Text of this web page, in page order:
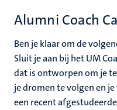
Alumni Coach
Ben je klaar om de
Sluit je aan bij het UM
dat is ontworpen om je
je dromen te volgen en
een recent